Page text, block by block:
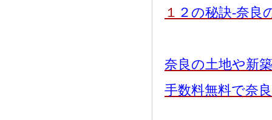
１ ２の秘訣-奈良
奈良の土地や新
手数料無料で奈